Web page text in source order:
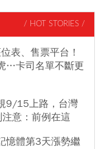
/ HOT STORIES /
表、售票平台！
…卡司名單不斷更
9/15上路，台灣
意：前例在這
憶體第3天漲勢繼